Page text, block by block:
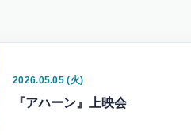
2026.05.05 (火)
『アハーン』上映会